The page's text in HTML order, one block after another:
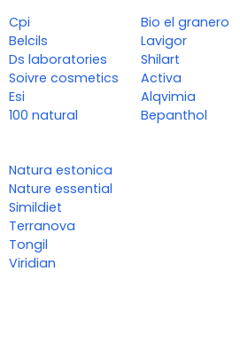
Cpi
Belcils
Ds laboratories
Soivre cosmetics
Esi
100 natural
Bio el granero
Lavigor
Shilart
Activa
Alqvimia
Bepanthol
Natura estonica
Nature essential
Simildiet
Terranova
Tongil
Viridian